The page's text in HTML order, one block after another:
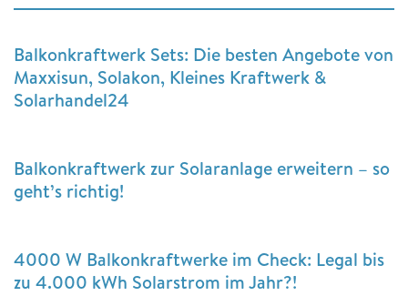
Balkonkraftwerk Sets: Die besten Angebote von
Maxxisun, Solakon, Kleines Kraftwerk &
Solarhandel24
Balkonkraftwerk zur Solaranlage erweitern – so
geht’s richtig!
4000 W Balkonkraftwerke im Check: Legal bis
zu 4.000 kWh Solarstrom im Jahr?!